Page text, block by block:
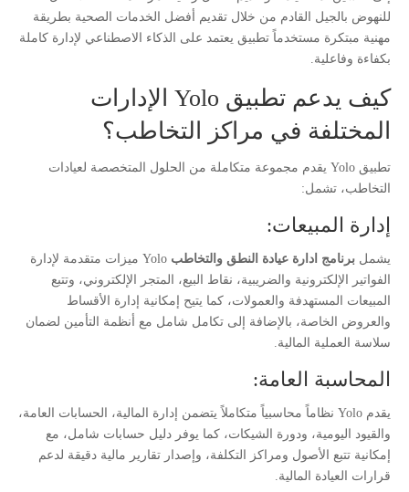
للنهوض بالجيل القادم من خلال تقديم أفضل الخدمات الصحية بطريقة
مهنية مبتكرة مستخدماً تطبيق يعتمد على الذكاء الاصطناعي لإدارة كاملة
بكفاءة وفاعلية.
كيف يدعم تطبيق Yolo الإدارات
المختلفة في مراكز التخاطب؟
تطبيق Yolo يقدم مجموعة متكاملة من الحلول المتخصصة لعيادات
التخاطب، تشمل:
إدارة المبيعات:
يشمل برنامج ادارة عيادة النطق والتخاطب
Yolo ميزات متقدمة لإدارة
الفواتير الإلكترونية والضريبية، نقاط البيع، المتجر الإلكتروني، وتتبع
المبيعات المستهدفة والعمولات، كما يتيح إمكانية إدارة الأقساط
والعروض الخاصة، بالإضافة إلى تكامل شامل مع أنظمة التأمين لضمان
سلاسة العملية المالية.
المحاسبة العامة:
يقدم Yolo نظاماً محاسبياً متكاملاً يتضمن إدارة المالية، الحسابات العامة،
والقيود اليومية، ودورة الشيكات، كما يوفر دليل حسابات شامل، مع
إمكانية تتبع الأصول ومراكز التكلفة، وإصدار تقارير مالية دقيقة لدعم
قرارات العيادة المالية.